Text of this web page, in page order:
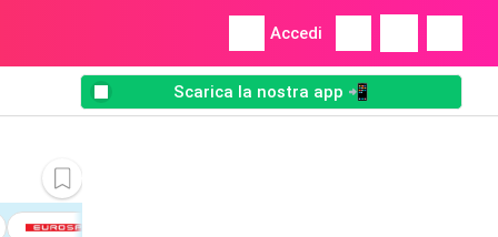
Accedi
Scarica la nostra app 📲